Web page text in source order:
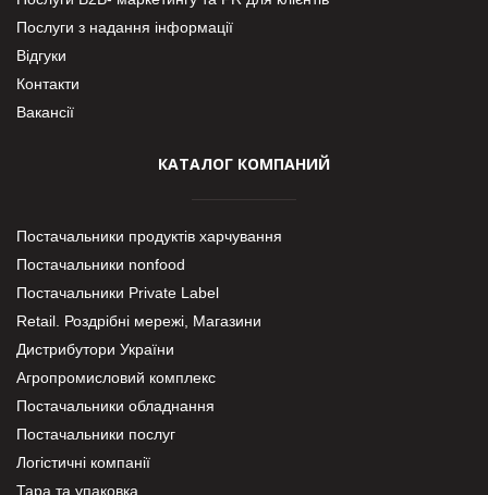
Послуги з надання інформації
Відгуки
Контакти
Вакансії
КАТАЛОГ КОМПАНИЙ
Постачальники продуктів харчування
Постачальники nonfood
Постачальники Private Label
Retail. Роздрібні мережі, Магазини
Дистрибутори України
Агропромисловий комплекс
Постачальники обладнання
Постачальники послуг
Логістичні компанії
Тара та упаковка